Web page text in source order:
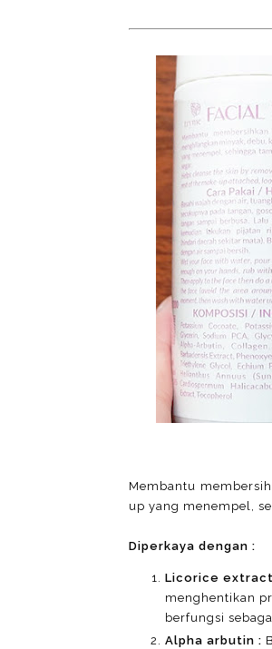
Membantu
up yang menempel,
Diperkaya dengan :
Licorice
menghentikan
berfungsi
Alpha arbutin :